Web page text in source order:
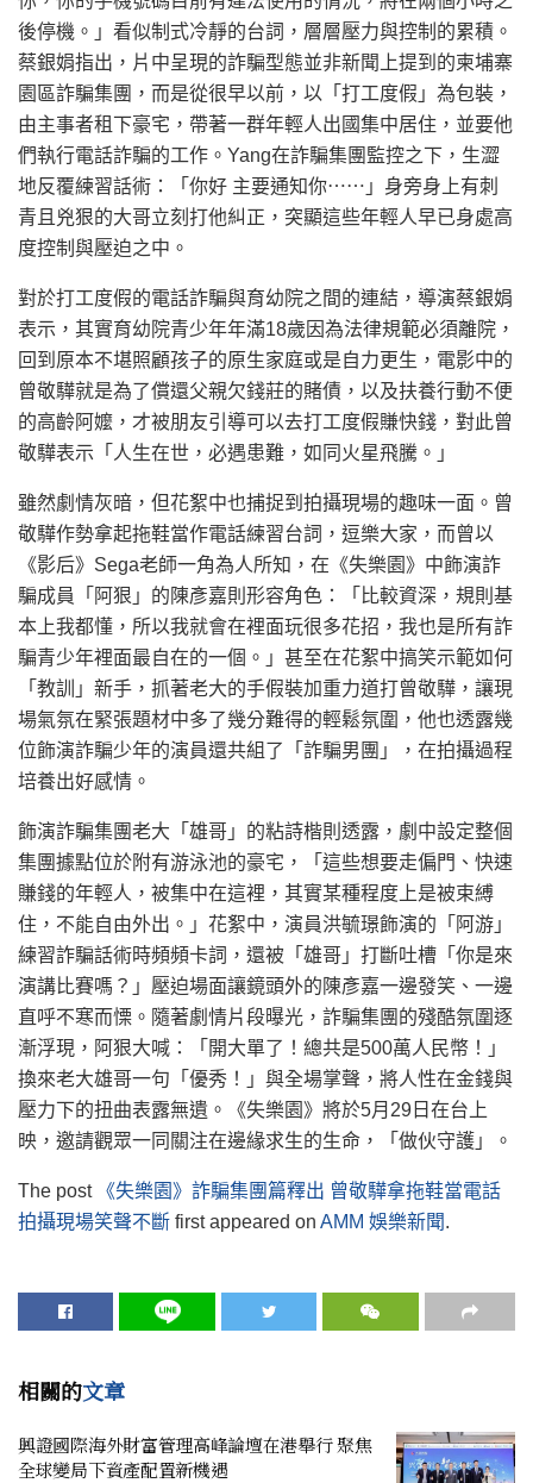
後停機。」看似制式冷靜的台詞，層層壓力與控制的累積。
蔡銀娟指出，片中呈現的詐騙型態並非新聞上提到的柬埔寨
園區詐騙集團，而是從很早以前，以「打工度假」為包裝，
由主事者租下豪宅，帶著一群年輕人出國集中居住，並要他
們執行電話詐騙的工作。Yang在詐騙集團監控之下，生澀
地反覆練習話術：「你好 主要通知你⋯⋯」身旁身上有刺
青且兇狠的大哥立刻打他糾正，突顯這些年輕人早已身處高
度控制與壓迫之中。
對於打工度假的電話詐騙與育幼院之間的連結，導演蔡銀娟
表示，其實育幼院青少年年滿18歲因為法律規範必須離院，
回到原本不堪照顧孩子的原生家庭或是自力更生，電影中的
曾敬驊就是為了償還父親欠錢莊的賭債，以及扶養行動不便
的高齡阿嬤，才被朋友引導可以去打工度假賺快錢，對此曾
敬驊表示「人生在世，必遇患難，如同火星飛騰。」
雖然劇情灰暗，但花絮中也捕捉到拍攝現場的趣味一面。曾
敬驊作勢拿起拖鞋當作電話練習台詞，逗樂大家，而曾以
《影后》Sega老師一角為人所知，在《失樂園》中飾演詐
騙成員「阿狠」的陳彥嘉則形容角色：「比較資深，規則基
本上我都懂，所以我就會在裡面玩很多花招，我也是所有詐
騙青少年裡面最自在的一個。」甚至在花絮中搞笑示範如何
「教訓」新手，抓著老大的手假裝加重力道打曾敬驊，讓現
場氣氛在緊張題材中多了幾分難得的輕鬆氛圍，他也透露幾
位飾演詐騙少年的演員還共組了「詐騙男團」，在拍攝過程
培養出好感情。
飾演詐騙集團老大「雄哥」的粘詩楷則透露，劇中設定整個
集團據點位於附有游泳池的豪宅，「這些想要走偏門、快速
賺錢的年輕人，被集中在這裡，其實某種程度上是被束縛
住，不能自由外出。」花絮中，演員洪毓璟飾演的「阿游」
練習詐騙話術時頻頻卡詞，還被「雄哥」打斷吐槽「你是來
演講比賽嗎？」壓迫場面讓鏡頭外的陳彥嘉一邊發笑、一邊
直呼不寒而慄。隨著劇情片段曝光，詐騙集團的殘酷氛圍逐
漸浮現，阿狠大喊：「開大單了！總共是500萬人民幣！」
換來老大雄哥一句「優秀！」與全場掌聲，將人性在金錢與
壓力下的扭曲表露無遺。《失樂園》將於5月29日在台上
映，邀請觀眾一同關注在邊緣求生的生命，「做伙守護」。
The post
《失樂園》詐騙集團篇釋出 曾敬驊拿拖鞋當電話
拍攝現場笑聲不斷 first appeared on AMM 娛樂新聞.
相關的文章
興證國際海外財富管理高峰論壇在港舉行 聚焦
全球變局下資產配置新機遇